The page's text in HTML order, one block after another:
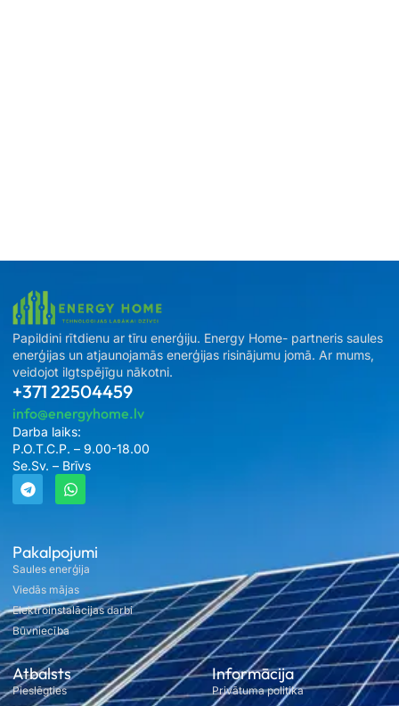
Pakalpojumi
Saules enerģija
Viedās mājas
Elektroinstalācijas darbi
Būvniecība
Atbalsts
Pieslēgties
Informācija
Privātuma politika
Papildini rītdienu ar tīru enerģiju. Energy Home- partneris saules
enerģijas un atjaunojamās enerģijas risinājumu jomā. Ar mums,
veidojot ilgtspējīgu nākotni.
+371 22504459
info@energyhome.lv
Darba laiks:
P.O.T.C.P. – 9.00-18.00
Se.Sv. – Brīvs